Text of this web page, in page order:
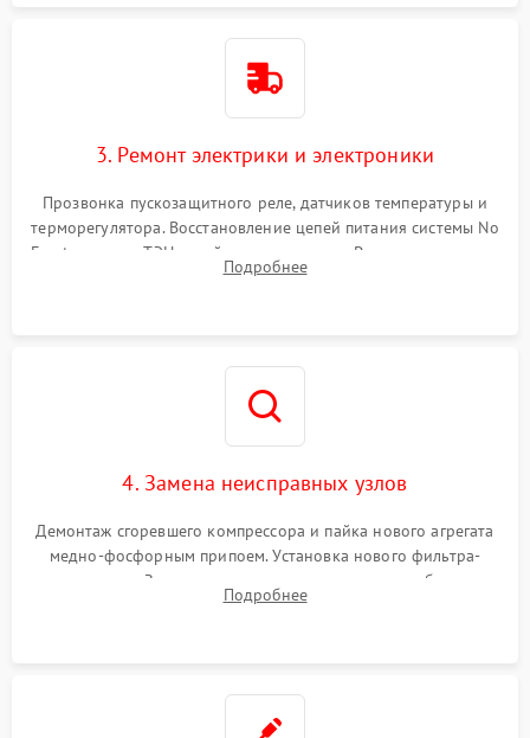
3. Ремонт электрики и электроники
Прозвонка пускозащитного реле, датчиков температуры и
терморегулятора. Восстановление цепей питания системы No
Frost, включая ТЭН оттайки и вентилятор. Ремонт или замена
платы управления при сбоях алгоритмов.
Подробнее
4. Замена неисправных узлов
Демонтаж сгоревшего компрессора и пайка нового агрегата
медно-фосфорным припоем. Установка нового фильтра-
осушителя. Замена изношенных вентиляторов обдува,
сломанных заслонок или поврежденных дверных петель.
Подробнее